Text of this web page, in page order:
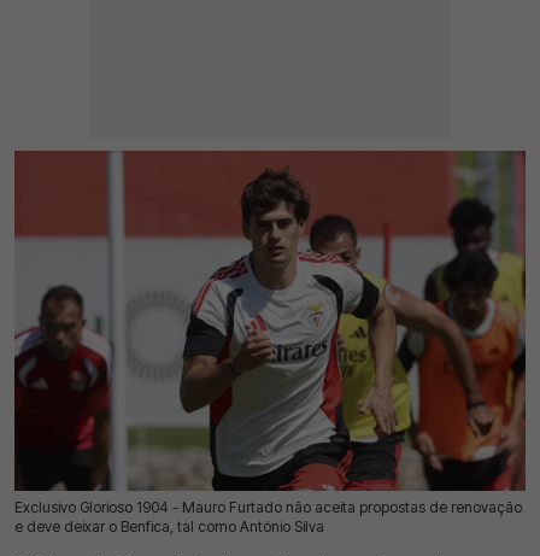
Exclusivo Glorioso 1904 - Mauro Furtado não aceita propostas de renovação
e deve deixar o Benfica, tal como António Silva
15 Jul 2026 | 03:00 | 0